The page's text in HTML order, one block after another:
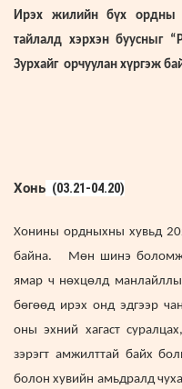
Ирэх жилийн бүх ордны
тайлалд хэрхэн буусныг
Зурхайг орчуулан хүргэж
Хонь (03.21-04.20)
Хонины ордныхны хувьд
байна. Мөн шинэ
ямар ч нөхцөлд
бөгөөд ирэх онд эдгээр
оны эхний хагаст
зэрэгт амжилттай байх
болон хувийн амьдралд